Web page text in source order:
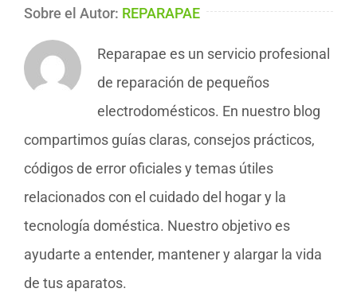
Sobre el Autor: REPARAPAE
Reparapae es un servicio profesional
de reparación de pequeños
electrodomésticos. En nuestro blog
compartimos guías claras, consejos prácticos,
códigos de error oficiales y temas útiles
relacionados con el cuidado del hogar y la
tecnología doméstica. Nuestro objetivo es
ayudarte a entender, mantener y alargar la vida
de tus aparatos.